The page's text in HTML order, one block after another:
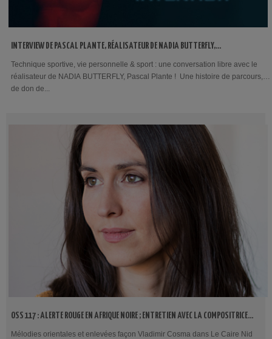
INTERVIEW DE PASCAL PLANTE, RÉALISATEUR DE NADIA BUTTERFLY,
ACTUELLEMENT SUR NOS ÉCRANS
Technique sportive, vie personnelle & sport : une conversation libre avec le
réalisateur de NADIA BUTTERFLY, Pascal Plante ! Une histoire de parcours,
de don de...
OSS 117 : ALERTE ROUGE EN AFRIQUE NOIRE ; ENTRETIEN AVEC LA COMPOSITRICE
ANNE-SOPHIE VERSNAEYEN
Mélodies orientales et enlevées façon Vladimir Cosma dans Le Caire Nid